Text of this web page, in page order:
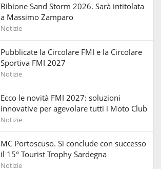
Bibione Sand Storm 2026. Sarà intitolata
a Massimo Zamparo
Notizie
Pubblicate la Circolare FMI e la Circolare
Sportiva FMI 2027
Notizie
Ecco le novità FMI 2027: soluzioni
innovative per agevolare tutti i Moto Club
Notizie
MC Portoscuso. Si conclude con successo
il 15° Tourist Trophy Sardegna
Notizie